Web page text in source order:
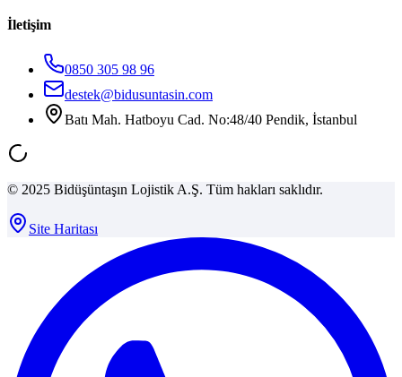
İletişim
0850 305 98 96
destek@bidusuntasin.com
Batı Mah. Hatboyu Cad. No:48/40 Pendik, İstanbul
© 2025 Bidüşüntaşın Lojistik A.Ş. Tüm hakları saklıdır.
Site Haritası